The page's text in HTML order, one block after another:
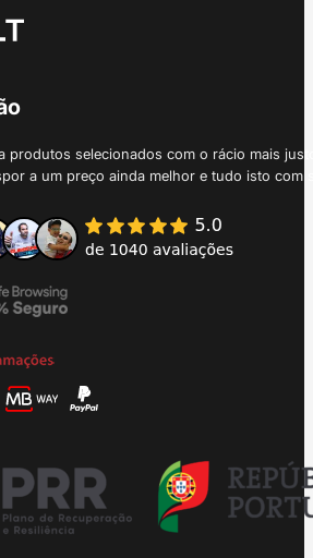
produtos selecionados com o rácio mais
a um preço ainda melhor e tudo isto